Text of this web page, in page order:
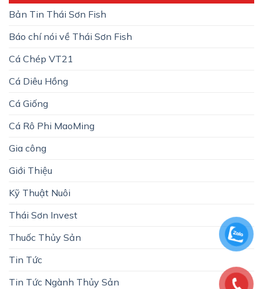
Bản Tin Thái Sơn Fish
Báo chí nói về Thái Sơn Fish
Cá Chép VT21
Cá Diêu Hồng
Cá Giống
Cá Rô Phi MaoMing
Gia công
Giới Thiệu
Kỹ Thuật Nuôi
Thái Sơn Invest
Thuốc Thủy Sản
Tin Tức
Tin Tức Ngành Thủy Sản